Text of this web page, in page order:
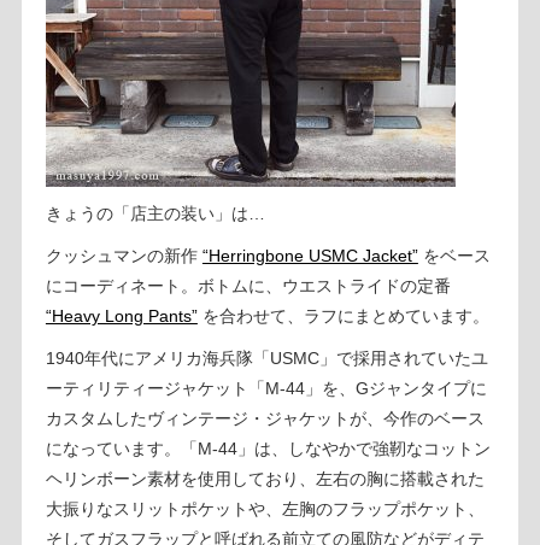
きょうの「店主の装い」は…
クッシュマンの新作 “Herringbone USMC Jacket”をベース
にコーディネート。ボトムに、ウエストライドの定番
“Heavy Long Pants”を合わせて、ラフにまとめています。
1940年代にアメリカ海兵隊「USMC」で採用されていたユ
ーティリティージャケット「M-44」を、Gジャンタイプに
カスタムしたヴィンテージ・ジャケットが、今作のベース
になっています。「M-44」は、しなやかで強靭なコットン
ヘリンボーン素材を使用しており、左右の胸に搭載された
大振りなスリットポケットや、左胸のフラップポケット、
そしてガスフラップと呼ばれる前立ての風防などがディテ